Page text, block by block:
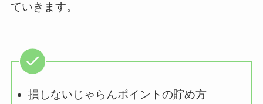
ていきます。
損しないじゃらんポイントの貯め方